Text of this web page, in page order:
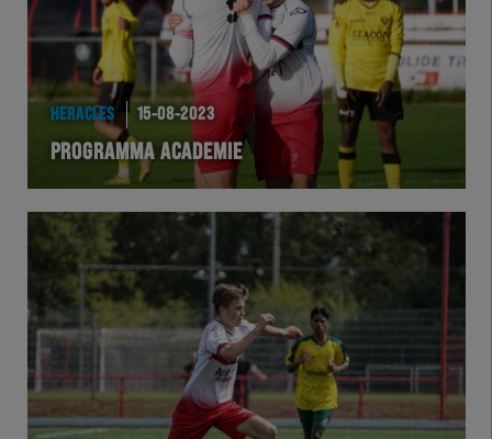
HERACLES 15-08-2023
PROGRAMMA ACADEMIE